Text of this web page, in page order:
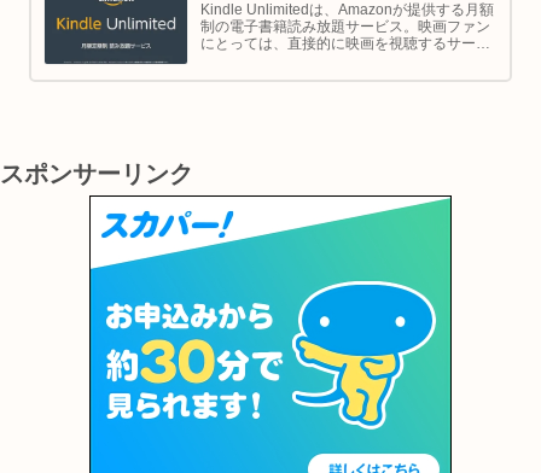
Kindle Unlimitedは、Amazonが提供する月額
制の電子書籍読み放題サービス。映画ファン
にとっては、直接的に映画を視聴するサービ
理解し、楽しむための間接的なツールとして
スポンサーリンク